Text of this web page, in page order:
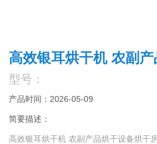
高效银耳烘干机 农副
型号：
产品时间：2026-05-09
简要描述：
高效银耳烘干机 农副产品烘干设备烘干